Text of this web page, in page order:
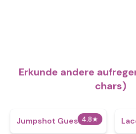
Erkunde andere
chars)
4.8★
Jumpshot Guesser